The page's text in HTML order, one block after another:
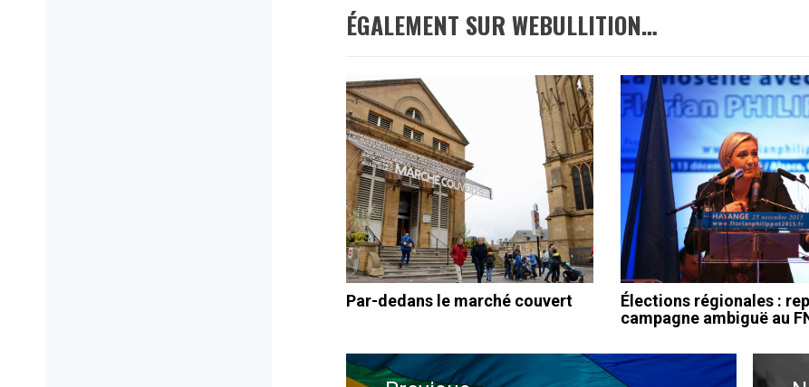
ÉGALEMENT SUR WEBULLITION…
Par-dedans le marché couvert
Élections régionales :
campagne ambiguë au
Navigation